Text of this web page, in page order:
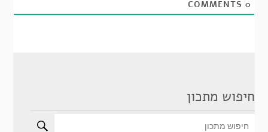
0
חיפוש מתכון